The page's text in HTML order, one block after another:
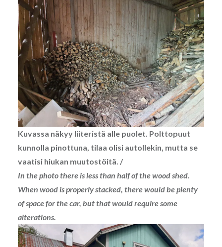
Kuvassa näkyy liiteristä alle puolet. Polttopuut
kunnolla pinottuna, tilaa olisi autollekin, mutta se
vaatisi hiukan muutostöitä. /
In the photo there is less than half of the wood shed.
When wood is properly stacked, there would be plenty
of space for the car, but that would require some
alterations.